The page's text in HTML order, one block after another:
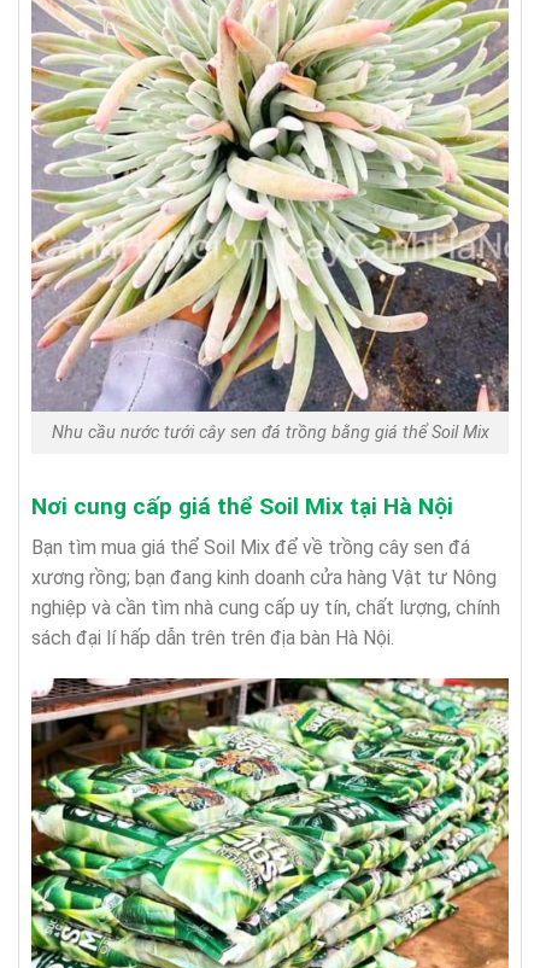
Nhu cầu nước tưới cây sen đá trồng bằng giá thể Soil Mix
Nơi cung cấp giá thể Soil Mix tại Hà Nội
Bạn tìm mua giá thể Soil Mix để về trồng cây sen đá
xương rồng; bạn đang kinh doanh cửa hàng Vật tư Nông
nghiệp và cần tìm nhà cung cấp uy tín, chất lượng, chính
sách đại lí hấp dẫn trên trên địa bàn Hà Nội.